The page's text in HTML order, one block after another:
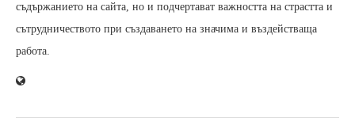
съдържанието на сайта, но и подчертават важността на страстта и
сътрудничеството при създаването на значима и въздействаща
работа.